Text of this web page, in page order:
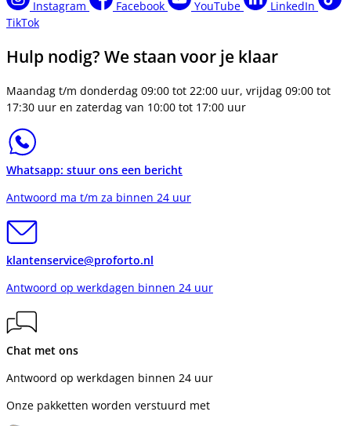
Instagram Facebook YouTube
LinkedIn
TikTok
Hulp nodig? We staan voor je klaar
Maandag t/m donderdag 09:00 tot 22:00 uur, vrijdag 09:00 tot
17:30 uur en zaterdag van 10:00 tot 17:00 uur
Whatsapp: stuur ons een bericht
Antwoord ma t/m za binnen 24 uur
klantenservice@proforto.nl
Antwoord op werkdagen binnen 24 uur
Chat met ons
Antwoord op werkdagen binnen 24 uur
Onze pakketten worden verstuurd met